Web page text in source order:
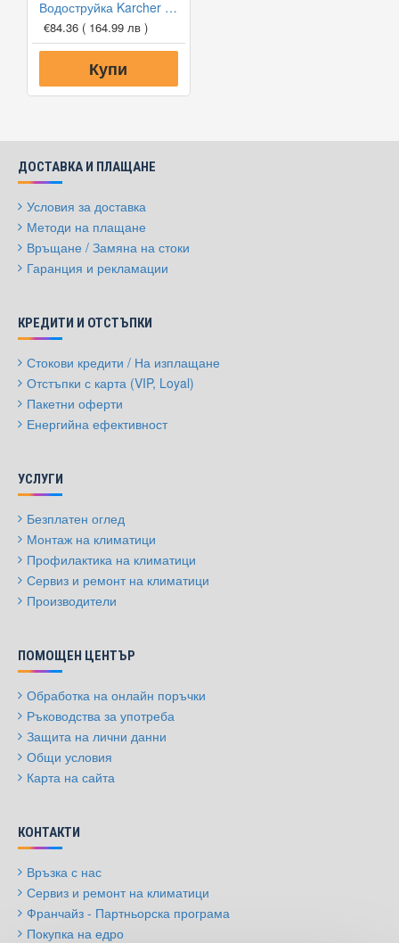
Водоструйка Karcher K2 OPP
€84.36 ( 164.99 лв )
Купи
ДОСТАВКА И ПЛАЩАНЕ
Условия за доставка
Методи на плащане
Връщане / Замяна на стоки
Гаранция и рекламации
КРЕДИТИ И ОТСТЪПКИ
Стокови кредити / На изплащане
Отстъпки с карта (VIP, Loyal)
Пакетни оферти
Енергийна ефективност
УСЛУГИ
Безплатен оглед
Монтаж на климатици
Профилактика на климатици
Сервиз и ремонт на климатици
Производители
ПОМОЩЕН ЦЕНТЪР
Обработка на онлайн поръчки
Ръководства за употреба
Защита на лични данни
Общи условия
Карта на сайта
КОНТАКТИ
Връзка с нас
Сервиз и ремонт на климатици
Франчайз - Партньорска програма
Покупка на едро